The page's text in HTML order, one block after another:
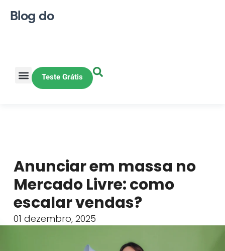
Blog do
Teste Grátis
Anunciar em massa no
Mercado Livre: como
escalar vendas?
01 dezembro, 2025